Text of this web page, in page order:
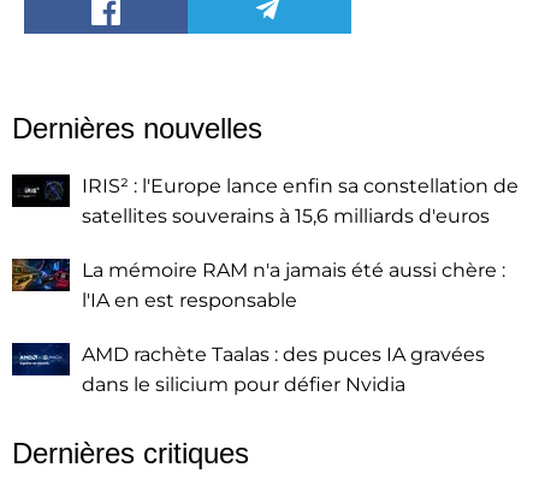
Dernières nouvelles
IRIS² : l'Europe lance enfin sa constellation de
satellites souverains à 15,6 milliards d'euros
La mémoire RAM n'a jamais été aussi chère :
l'IA en est responsable
AMD rachète Taalas : des puces IA gravées
dans le silicium pour défier Nvidia
Dernières critiques